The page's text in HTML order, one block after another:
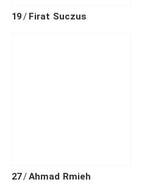
Firat Suczus
19
Ahmad Rmieh
27